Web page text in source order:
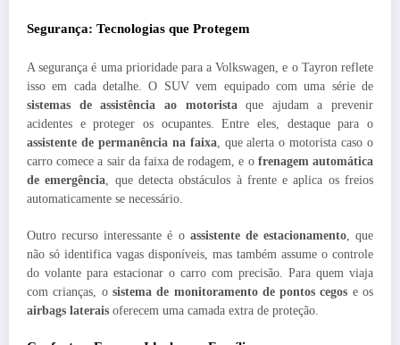
Segurança: Tecnologias que Protegem
A segurança é uma prioridade para a Volkswagen, e o Tayron reflete
isso em cada detalhe. O SUV vem equipado com uma série de
sistemas de assistência ao motoristaque ajudam a prevenir
acidentes e proteger os ocupantes. Entre eles, destaque para o
assistente de permanência na faixa, que alerta o motorista caso o
carro comece a sair da faixa de rodagem, e o frenagem automática
de emergência, que detecta obstáculos à frente e aplica os freios
automaticamente se necessário.
Outro recurso interessante é o assistente de estacionamento, que
não só identifica vagas disponíveis, mas também assume o controle
do volante para estacionar o carro com precisão. Para quem viaja
com crianças, o sistema de monitoramento de pontos cegos e os
airbags laterais oferecem uma camada extra de proteção.